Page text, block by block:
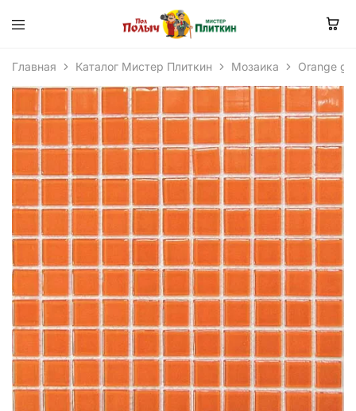
Главная Каталог Мистер Плиткин Мозаика Orange